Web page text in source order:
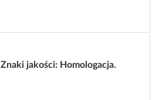
Znaki jakości: Homologacja.